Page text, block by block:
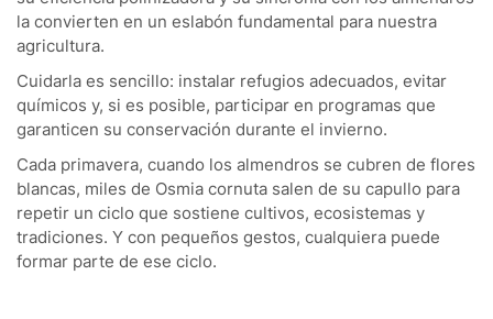
la convierten en un eslabón fundamental para nuestra
agricultura.
Cuidarla es sencillo: instalar refugios adecuados, evitar
químicos y, si es posible, participar en programas que
garanticen su conservación durante el invierno.
Cada primavera, cuando los almendros se cubren de flores
blancas, miles de Osmia cornuta salen de su capullo para
repetir un ciclo que sostiene cultivos, ecosistemas y
tradiciones. Y con pequeños gestos, cualquiera puede
formar parte de ese ciclo.